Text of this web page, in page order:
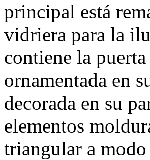
principal está
vidriera para la
contiene la
ornamentada en
decorada en su
elementos
triangular a